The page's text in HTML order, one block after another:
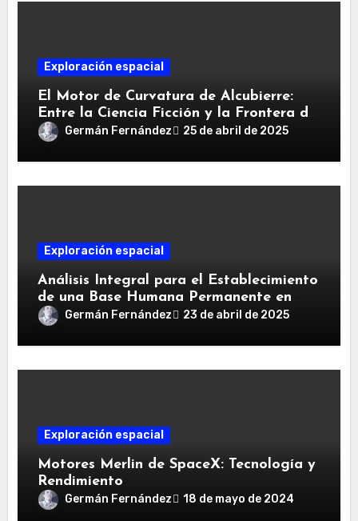
Exploración espacial
El Motor de Curvatura de Alcubierre:
Entre la Ciencia Ficción y la Frontera de
la FísicaGermán Fernández 25 de abril de 2025
Exploración espacial
Análisis Integral para el Establecimiento
de una Base Humana Permanente en
Marte: Requisitos, Tecnologías, Actores
y Cronograma
Germán Fernández 23 de abril de 2025
Exploración espacial
Motores Merlin de SpaceX: Tecnología y
Rendimiento
Germán Fernández 18 de mayo de 2024